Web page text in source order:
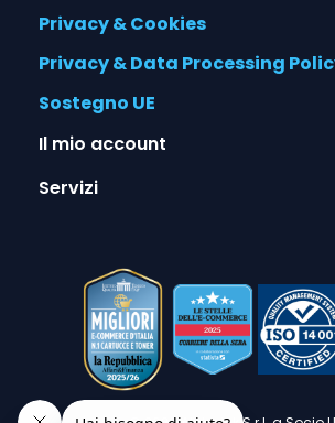
Privacy & Cookies
Privacy & Data Processing
Sostegno UE
Il mio account
Servizi